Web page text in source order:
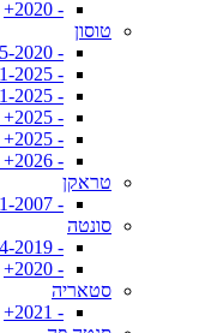
- 2020+
טוסון
- 2015-2020
- 2021-2025 (בנזין)
- 2021-2025 (הייבריד)
- 2025+ (בנזין)
- 2025+ (לונג הייבריד)
- 2026+ (הייבריד)
טראקן
- 2001-2007
סונטה
- 2014-2019
- 2020+
סטאריה
- 2021+